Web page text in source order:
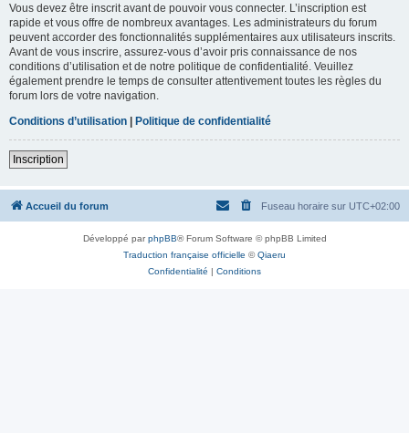
Vous devez être inscrit avant de pouvoir vous connecter. L’inscription est
rapide et vous offre de nombreux avantages. Les administrateurs du forum
peuvent accorder des fonctionnalités supplémentaires aux utilisateurs inscrits.
Avant de vous inscrire, assurez-vous d’avoir pris connaissance de nos
conditions d’utilisation et de notre politique de confidentialité. Veuillez
également prendre le temps de consulter attentivement toutes les règles du
forum lors de votre navigation.
Conditions d’utilisation | Politique de confidentialité
Inscription
Accueil du forum Fuseau horaire sur UTC+02:00
Développé parphpBB® Forum Software © phpBB Limited
Traduction française officielle ©Qiaeru
Confidentialité | Conditions